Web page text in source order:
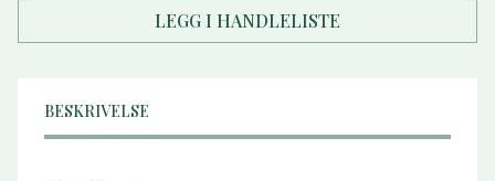
LEGG I HANDLELISTE
BESKRIVELSE